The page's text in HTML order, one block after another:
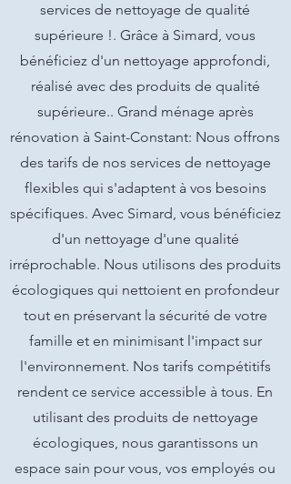
services de nettoyage de qualité
supérieure !. Grâce à Simard, vous
bénéficiez d'un nettoyage approfondi,
réalisé avec des produits de qualité
supérieure.. Grand ménage après
rénovation à Saint-Constant: Nous offrons
des tarifs de nos services de nettoyage
flexibles qui s'adaptent à vos besoins
spécifiques. Avec Simard, vous bénéficiez
d'un nettoyage d'une qualité
irréprochable. Nous utilisons des produits
écologiques qui nettoient en profondeur
tout en préservant la sécurité de votre
famille et en minimisant l'impact sur
l'environnement. Nos tarifs compétitifs
rendent ce service accessible à tous. En
utilisant des produits de nettoyage
écologiques, nous garantissons un
espace sain pour vous, vos employés ou